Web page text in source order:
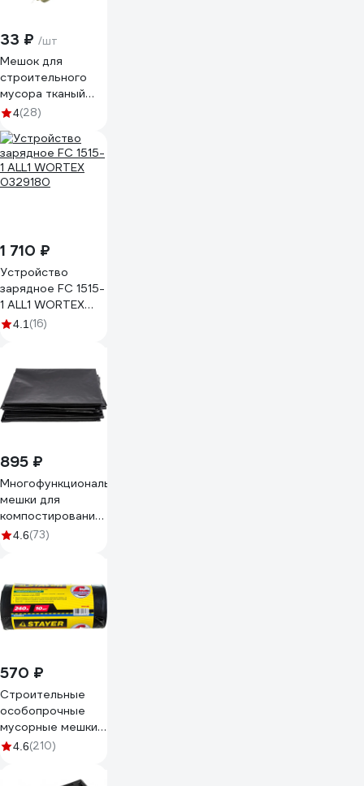
33 ₽ /шт
Мешок для
строительного
мусора тканый
полипропиленовый
11903
4(28)
1 710 ₽
Устройство
зарядное FC 1515-
1 ALL1 WORTEX
0329180
4.1 (16)
895 ₽
Многофункциональные
мешки для
компостирования,
листвы, мусора и
мкм, 10 шт) Зри в
корень
4650243048305
4.6(73)
570 ₽
Строительные
особопрочные
мусорные мешки
STAYER Heavy
4.6(210)